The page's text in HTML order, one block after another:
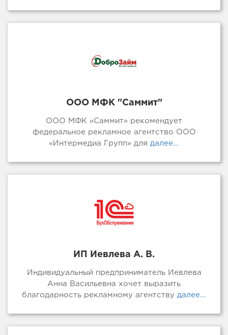
ООО МФК "Саммит"
ООО МФК «Саммит» рекомендует
федеральное рекламное агентство ООО
«Интермедиа Групп» для далее...
ИП Иевлева А. В.
Индивидуальный предприниматель Иевлева
Анна Васильевна хочет выразить
благодарность рекламному агентству далее...